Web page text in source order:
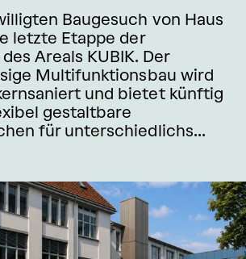
Baugesuch von Haus
letzte Etappe der
Areals KUBIK. Der
Multifunktionsbau wird
und bietet künftig
gestaltbare
für unterschiedlichs...